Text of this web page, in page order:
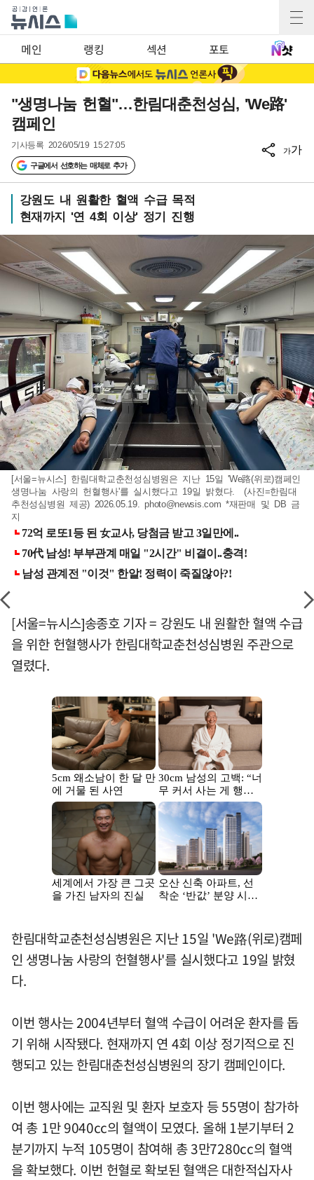
메인 랭킹 섹션 포토
"생명나눔 헌혈"…한림대춘천성심, 'We路'
캠페인
기사등록 2026/05/19 15:27:05
구글에서 선호하는 매체로 추가
가가
강원도 내 원활한 혈액 수급 목적
현재까지 '연 4회 이상' 정기 진행
[서울=뉴시스] 한림대학교춘천성심병원은 지난 15일 'We路(위로)캠페인
생명나눔 사랑의 헌혈행사'를 실시했다고 19일 밝혔다. (사진=한림대
추천성심병원 제공) 2026.05.19.photo@newsis.com *재판매 및 DB 금
지
[서울=뉴시스]송종호 기자 = 강원도 내 원활한 혈액 수급
을 위한 헌혈행사가 한림대학교춘천성심병원 주관으로
열렸다.
한림대학교춘천성심병원은 지난 15일 'We路(위로)캠페
인 생명나눔 사랑의 헌혈행사'를 실시했다고 19일 밝혔
다.
이번 행사는 2004년부터 혈액 수급이 어려운 환자를 돕
기 위해 시작됐다. 현재까지 연 4회 이상 정기적으로 진
행되고 있는 한림대춘천성심병원의 장기 캠페인이다.
이번 행사에는 교직원 및 환자 보호자 등 55명이 참가하
여 총 1만 9040cc의 혈액이 모였다. 올해 1분기부터 2
분기까지 누적 105명이 참여해 총 3만7280cc의 혈액
을 확보했다. 이번 헌혈로 확보된 혈액은 대한적십자사